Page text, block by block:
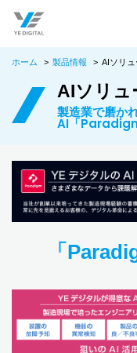
ホーム > 製品情報 > AIソリ
AIソリュ
製造業で磨か
AI「
「